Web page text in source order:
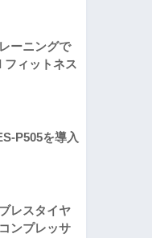
ーニングで
フィットネス
P505を導入
レスタイヤ
ンプレッサ